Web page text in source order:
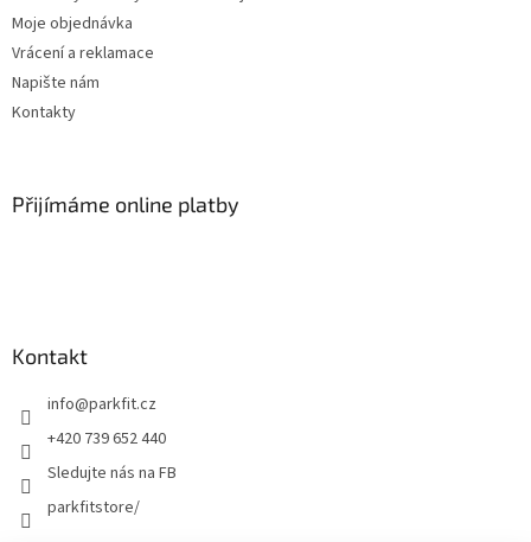
Moje objednávka
Vrácení a reklamace
Napište nám
Kontakty
Přijímáme online platby
Kontakt
info@parkfit.cz
+420 739 652 440
Sledujte nás na FB
parkfitstore/